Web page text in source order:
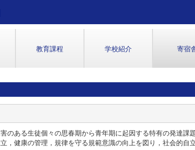
教育課程 学校紹介 寄宿
のある生徒個々の思春期から青年期に起因する特有の発達課
，健康の管理，規律を守る規範意識の向上を図り，社会的自